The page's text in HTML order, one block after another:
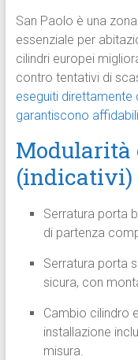
San Paolo è una
essenziale per
cilindri europei
contro tentativi di
eseguiti direttamente
garantiscono
Modularità
(indicativi)
Serratura porta
di partenza
Serratura porta
sicura, con
Cambio cilindro
installazione
misura.